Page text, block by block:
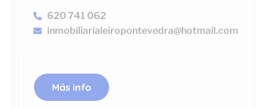
620 741 062
inmobiliarialeiropontevedra@hotmail.com
Más info